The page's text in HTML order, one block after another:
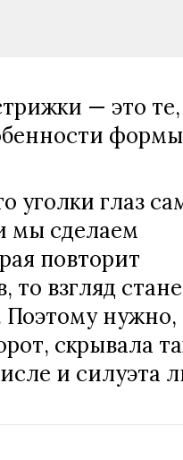
— это те,
формы
уголки глаз
мы сделаем
повторит
то взгляд
нужно,
скрывала
и силуэта